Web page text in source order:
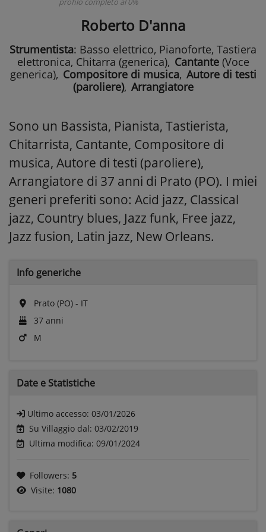
Roberto D'anna
Strumentista: Basso elettrico, Pianoforte, Tastiera
elettronica, Chitarra (generica), Cantante(Voce
generica), Compositore di musica, Autore di testi
(paroliere), Arrangiatore
Sono un Bassista, Pianista, Tastierista,
Chitarrista, Cantante, Compositore di
musica, Autore di testi (paroliere),
Arrangiatore di 37 anni di Prato (PO). I miei
generi preferiti sono: Acid jazz, Classical
jazz, Country blues, Jazz funk, Free jazz,
Jazz fusion, Latin jazz, New Orleans.
Info generiche
Prato (PO) - IT
37 anni
M
Date e Statistiche
Ultimo accesso: 03/01/2026
Su Villaggio dal: 03/02/2019
Ultima modifica: 09/01/2024
Followers: 5
Visite: 1080